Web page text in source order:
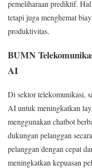
pemeliharaan prediktif.
tetapi juga menghemat
produktivitas.
BUMN
AI
Di sektor telekomunikasi,
AI untuk meningkatkan
menggunakan chatbot
dukungan pelanggan
pelanggan dengan cepat
meningkatkan kepuasan